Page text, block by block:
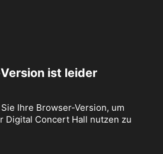
ist leider
Ihre Browser-Version, um
Digital Concert Hall nutzen zu